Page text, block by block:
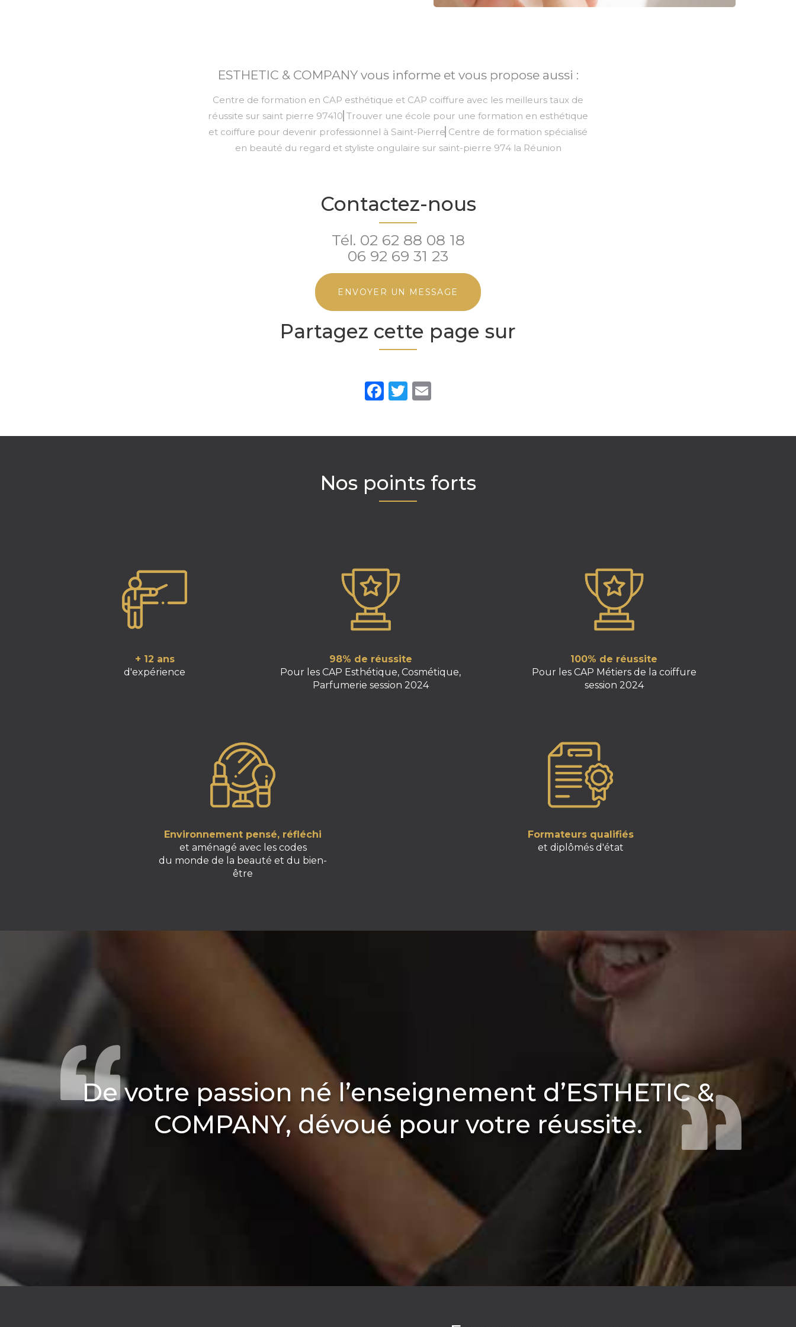
ESTHETIC & COMPANY vous informe et vous propose aussi :
Centre de formation en CAP esthétique et CAP coiffure avec les meilleurs taux de
réussite sur saint pierre 97410 Trouver une école pour une formation en esthétique
et coiffure pour devenir professionnel à Saint-Pierre Centre de formation spécialisé
en beauté du regard et styliste ongulaire sur saint-pierre 974 la Réunion
Contactez-nous
Tél. 02 62 88 08 18
06 92 69 31 23
ENVOYER UN MESSAGE
Partagez cette page sur
Facebook
Twitter
Nos points forts
+ 12 ans
d'expérience
98% de réussite
Pour les CAP Esthétique, Cosmétique,
Parfumerie session 2024
100% de réussite
Pour les CAP Métiers de la coiffure
session 2024
Environnement pensé, réfléchi
et aménagé avec les codes
du monde de la beauté et du bien-
être
Formateurs qualifiés
et diplômés d'état
De votre passion né l’enseignement d’ESTHETIC &
COMPANY, dévoué pour votre réussite.